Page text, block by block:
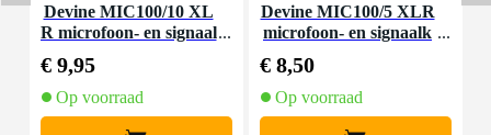
Devine MIC100/10 XL
R microfoon- en signaal
€ 9,95
Op voorraad
Devine MIC100/5 XLR
microfoon- en signaalk
€ 8,50
Op voorraad